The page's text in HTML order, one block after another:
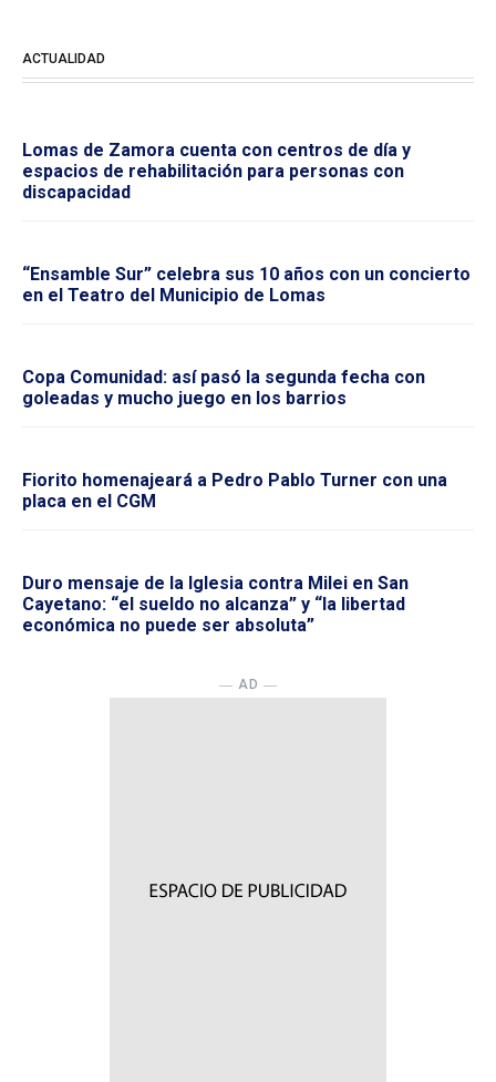
ACTUALIDAD
Lomas de Zamora cuenta con centros de día y
espacios de rehabilitación para personas con
discapacidad
“Ensamble Sur” celebra sus 10 años con un concierto
en el Teatro del Municipio de Lomas
Copa Comunidad: así pasó la segunda fecha con
goleadas y mucho juego en los barrios
Fiorito homenajeará a Pedro Pablo Turner con una
placa en el CGM
Duro mensaje de la Iglesia contra Milei en San
Cayetano: “el sueldo no alcanza” y “la libertad
económica no puede ser absoluta”
― AD ―